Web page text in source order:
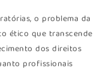
o problema da
ético que transcende
dos direitos
profissionais